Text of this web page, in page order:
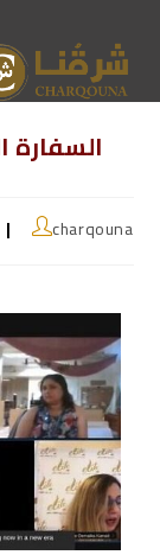
السفارة
charqouna